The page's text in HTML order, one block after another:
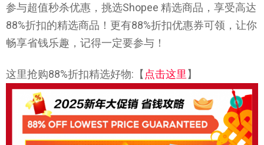
参与超值秒杀优惠，挑选Shopee 精选商品，享受高达
88%折扣的精选商品！更有88%折扣优惠券可领，让你
畅享省钱乐趣，记得一定要参与！
这里抢购88%折扣精选好物:【 点击这里 】